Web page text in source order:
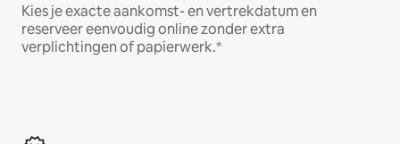
Kies je exacte aankomst- en vertrekdatum en
reserveer eenvoudig online zonder extra
verplichtingen of papierwerk.*